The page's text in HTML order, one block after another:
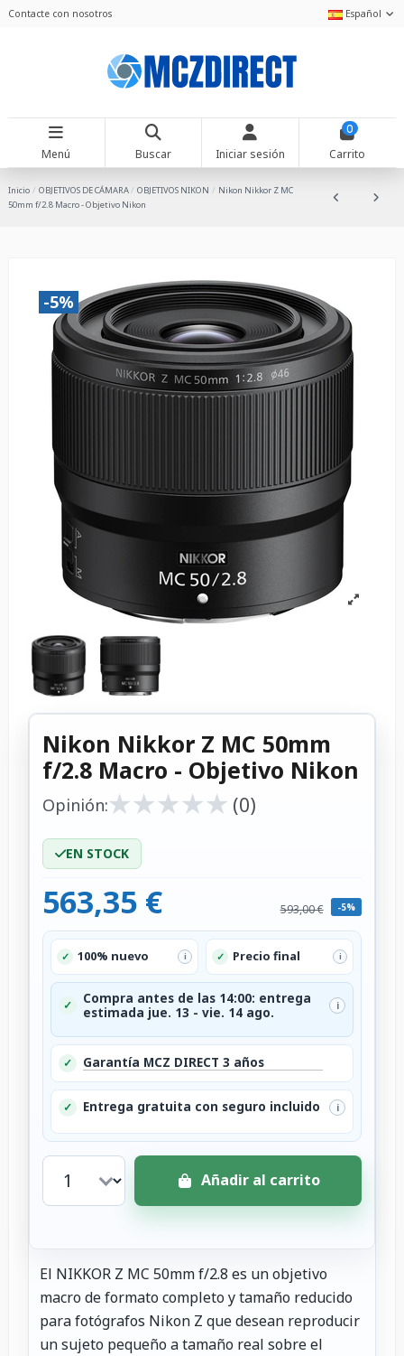
Contacte con nosotros Español
Menú Buscar Iniciar sesión
0
Carrito
Inicio OBJETIVOS DE CÁMARA OBJETIVOS NIKON
Nikon Nikkor Z MC
50mm f/2.8 Macro - Objetivo Nikon
-5%
Nikon Nikkor Z MC 50mm
f/2.8 Macro - Objetivo Nikon
Opinión:★
★★
★★
★★
★★
★ (0)
EN STOCK
563,35 € 593,00 € -5%
✓ 100% nuevo i ✓ Precio final i
✓
Compra antes de las 14:00: entrega
estimada jue. 13 - vie. 14 ago.
i
✓ Garantía MCZ DIRECT 3 años
✓ Entrega gratuita con seguro incluido i
Añadir al carrito
El NIKKOR Z MC 50mm f/2.8 es un objetivo
macro de formato completo y tamaño reducido
para fotógrafos Nikon Z que desean reproducir
un sujeto pequeño a tamaño real sobre el